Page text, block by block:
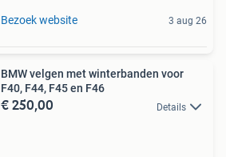
Bezoek website 3 aug 26
BMW velgen met winterbanden voor
F40, F44, F45 en F46
€ 250,00 Details